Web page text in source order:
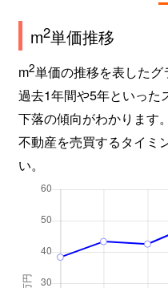
m2単価推移
m2単価の推移を表したグ
過去1年間や5年といった
下落の傾向がわかります。
不動産を売買するタイミ
い。